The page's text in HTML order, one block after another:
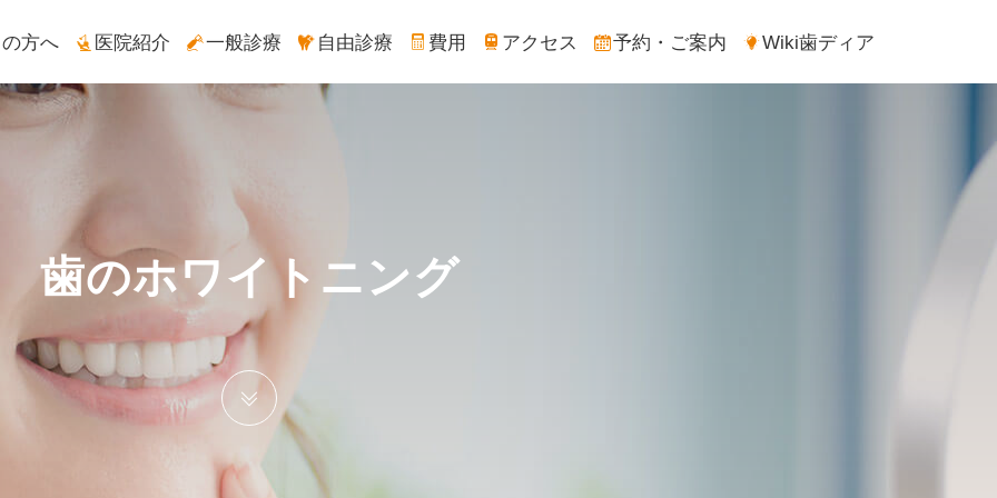
方へ 医院紹介 一般診療 自由診療 費用 アクセス 予約・ご案内 Wiki歯ディア
歯のホワイトニング